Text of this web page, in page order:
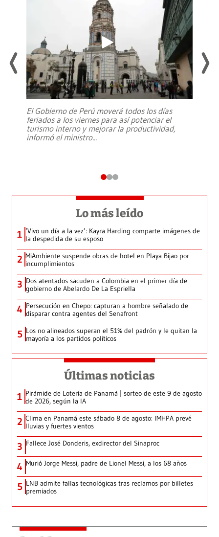
El Gobierno de Perú moverá todos los días
feriados a los viernes para así potenciar el
turismo interno y mejorar la productividad,
informó el ministro...
Lo más leído
1 ‘Vivo un día a la vez’: Kayra Harding comparte imágenes de
la despedida de su esposo
2 MiAmbiente suspende obras de hotel en Playa Bijao por
incumplimientos
3 Dos atentados sacuden a Colombia en el primer día de
gobierno de Abelardo De La Espriella
4 Persecución en Chepo: capturan a hombre señalado de
disparar contra agentes del Senafront
5 Los no alineados superan el 51% del padrón y le quitan la
mayoría a los partidos políticos
Últimas noticias
1 Pirámide de Lotería de Panamá | sorteo de este 9 de agosto
de 2026, según la IA
2 Clima en Panamá este sábado 8 de agosto: IMHPA prevé
lluvias y fuertes vientos
3 Fallece José Donderis, exdirector del Sinaproc
4 Murió Jorge Messi, padre de Lionel Messi, a los 68 años
5 LNB admite fallas tecnológicas tras reclamos por billetes
premiados